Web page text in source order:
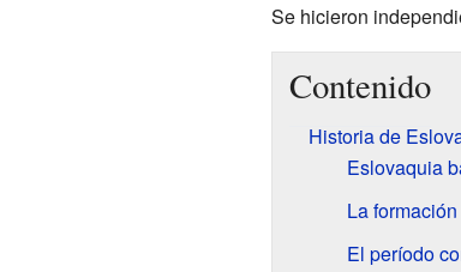
Se hicieron
Contenido
Historia de
Eslovaquia
La
El período